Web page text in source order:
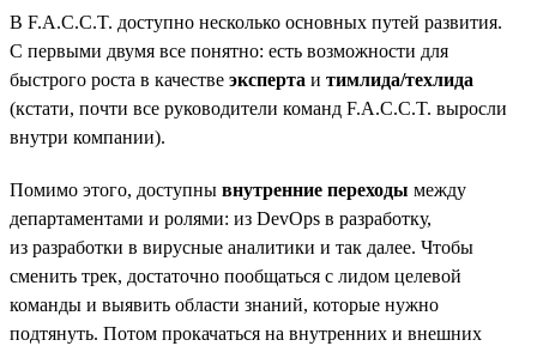
В F.A.C.C.T. доступно несколько основных путей развития.
С первыми двумя все понятно: есть возможности для
быстрого роста в качестве эксперта и тимлида/техлида
(кстати, почти все руководители команд F.A.C.C.T. выросли
внутри компании).
Помимо этого, доступны внутренние переходы между
департаментами и ролями: из DevOps в разработку,
из разработки в вирусные аналитики и так далее. Чтобы
сменить трек, достаточно пообщаться с лидом целевой
команды и выявить области знаний, которые нужно
подтянуть. Потом прокачаться на внутренних и внешних